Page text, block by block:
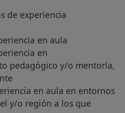
de experiencia
en aula
en
pedagógico y/o mentoría,
en aula en entornos
y/o región a los que